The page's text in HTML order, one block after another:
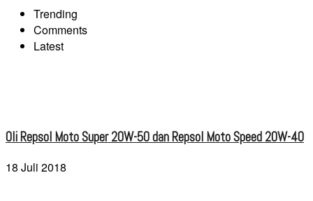
Trending
Comments
Latest
Oli Repsol Moto Super 20W-50 dan Repsol Moto Speed 20W-40
18 Juli 2018